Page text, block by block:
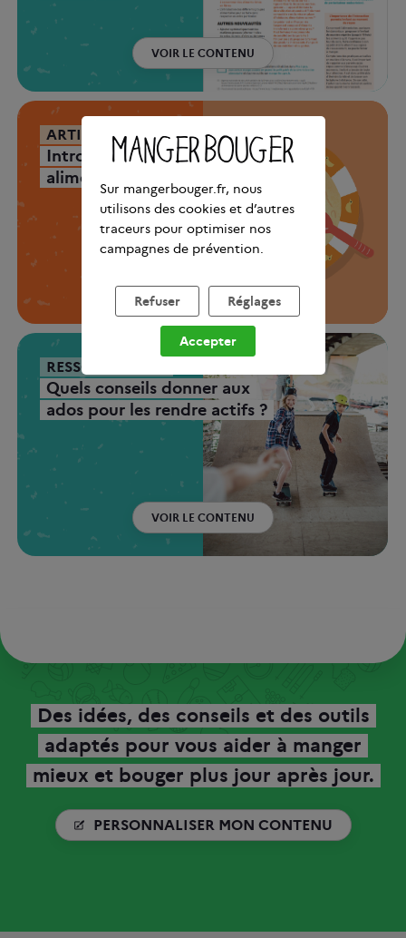
VOIR LE CONTENU
ARTICLE
Introduire les allergènes
alimentaires dès 4/6 mois
LIRE L'ARTICLE
RESSOURCE PRO
Quels conseils donner aux
ados pour les rendre actifs ?
VOIR LE CONTENU
Des idées, des conseils et des outils
adaptés pour vous aider à manger
mieux et bouger plus jour après jour.
PERSONNALISER MON CONTENU
Sur mangerbouger.fr, nous
utilisons des cookies et d’autres
traceurs pour optimiser nos
campagnes de prévention.
Refuser Réglages
Accepter